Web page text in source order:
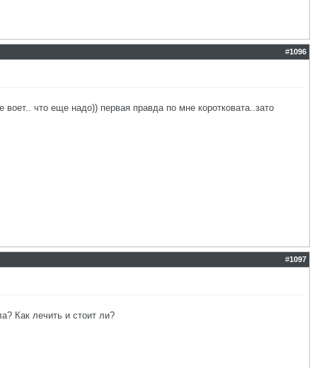
#1096
что еще надо)) первая правда по мне коротковата..зато
#1097
Как лечить и стоит ли?